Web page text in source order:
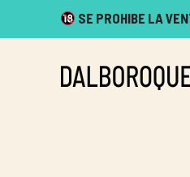
SE PROHIBE LA